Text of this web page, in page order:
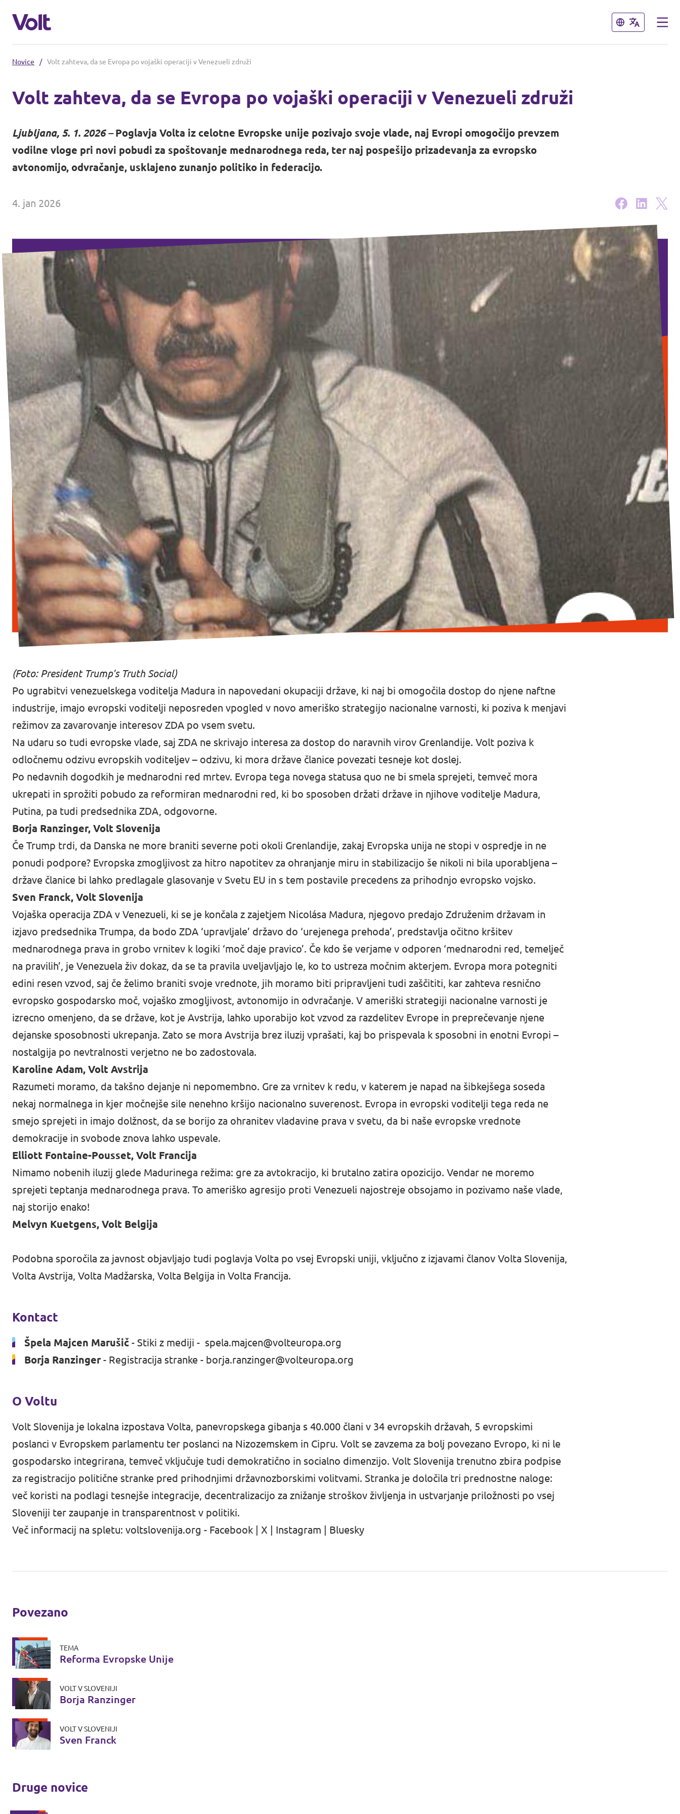
Zapri
Volt Slovenija je uradno ustanovljen kot politična stranka v Sloveniji!
Zapri
O Voltu
Podprite nas
Pridruži se stranki!
Kontakt
Novice / Volt zahteva, da se Evropa po vojaški operaciji v Venezueli združi
Volt zahteva, da se Evropa po vojaški operaciji v Venezueli združi
Ljubljana, 5. 1. 2026 –Poglavja Volta iz celotne Evropske unije pozivajo svoje vlade, naj Evropi omogočijo prevzem
vodilne vloge pri novi pobudi za spoštovanje mednarodnega reda, ter naj pospešijo prizadevanja za evropsko
avtonomijo, odvračanje, usklajeno zunanjo politiko in federacijo.
4. jan 2026
(Foto: President Trump's Truth Social)
Po ugrabitvi venezuelskega voditelja Madura in napovedani okupaciji države, ki naj bi omogočila dostop do njene naftne
industrije, imajo evropski voditelji neposreden vpogled v novo ameriško strategijo nacionalne varnosti, ki poziva k menjavi
režimov za zavarovanje interesov ZDA po vsem svetu.
Na udaru so tudi evropske vlade, saj ZDA ne skrivajo interesa za dostop do naravnih virov Grenlandije. Volt poziva k
odločnemu odzivu evropskih voditeljev – odzivu, ki mora države članice povezati tesneje kot doslej.
Po nedavnih dogodkih je mednarodni red mrtev. Evropa tega novega statusa quo ne bi smela sprejeti, temveč mora
ukrepati in sprožiti pobudo za reformiran mednarodni red, ki bo sposoben držati države in njihove voditelje Madura,
Putina, pa tudi predsednika ZDA, odgovorne.
Borja Ranzinger, Volt Slovenija
Če Trump trdi, da Danska ne more braniti severne poti okoli Grenlandije, zakaj Evropska unija ne stopi v ospredje in ne
ponudi podpore? Evropska zmogljivost za hitro napotitev za ohranjanje miru in stabilizacijo še nikoli ni bila uporabljena –
države članice bi lahko predlagale glasovanje v Svetu EU in s tem postavile precedens za prihodnjo evropsko vojsko.
Sven Franck, Volt Slovenija
Vojaška operacija ZDA v Venezueli, ki se je končala z zajetjem Nicolása Madura, njegovo predajo Združenim državam in
izjavo predsednika Trumpa, da bodo ZDA ‘upravljale’ državo do ‘urejenega prehoda’, predstavlja očitno kršitev
mednarodnega prava in grobo vrnitev k logiki ‘moč daje pravico’. Če kdo še verjame v odporen ‘mednarodni red, temelječ
na pravilih’, je Venezuela živ dokaz, da se ta pravila uveljavljajo le, ko to ustreza močnim akterjem. Evropa mora potegniti
edini resen vzvod, saj če želimo braniti svoje vrednote, jih moramo biti pripravljeni tudi zaščititi, kar zahteva resnično
evropsko gospodarsko moč, vojaško zmogljivost, avtonomijo in odvračanje. V ameriški strategiji nacionalne varnosti je
izrecno omenjeno, da se države, kot je Avstrija, lahko uporabijo kot vzvod za razdelitev Evrope in preprečevanje njene
dejanske sposobnosti ukrepanja. Zato se mora Avstrija brez iluzij vprašati, kaj bo prispevala k sposobni in enotni Evropi –
nostalgija po nevtralnosti verjetno ne bo zadostovala.
Karoline Adam, Volt Avstrija
Razumeti moramo, da takšno dejanje ni nepomembno. Gre za vrnitev k redu, v katerem je napad na šibkejšega soseda
nekaj normalnega in kjer močnejše sile nenehno kršijo nacionalno suverenost. Evropa in evropski voditelji tega reda ne
smejo sprejeti in imajo dolžnost, da se borijo za ohranitev vladavine prava v svetu, da bi naše evropske vrednote
demokracije in svobode znova lahko uspevale.
Elliott Fontaine-Pousset, Volt Francija
Nimamo nobenih iluzij glede Madurinega režima: gre za avtokracijo, ki brutalno zatira opozicijo. Vendar ne moremo
sprejeti teptanja mednarodnega prava. To ameriško agresijo proti Venezueli najostreje obsojamo in pozivamo naše vlade,
naj storijo enako!
Melvyn Kuetgens, Volt Belgija
Podobna sporočila za javnost objavljajo tudi poglavja Volta po vsej Evropski uniji, vključno z izjavami članov Volta Slovenija,
Volta Avstrija, Volta Madžarska, Volta Belgija in Volta Francija.
Kontact
Špela Majcen Marušič - Stiki z mediji - spela.majcen@volteuropa.org
Borja Ranzinger- Registracija stranke - borja.ranzinger@volteuropa.org
O Voltu
Volt Slovenija je lokalna izpostava Volta, panevropskega gibanja s 40.000 člani v 34 evropskih državah, 5 evropskimi
poslanci v Evropskem parlamentu ter poslanci na Nizozemskem in Cipru. Volt se zavzema za bolj povezano Evropo, ki ni le
gospodarsko integrirana, temveč vključuje tudi demokratično in socialno dimenzijo. Volt Slovenija trenutno zbira podpise
za registracijo politične stranke pred prihodnjimi državnozborskimi volitvami. Stranka je določila tri prednostne naloge:
več koristi na podlagi tesnejše integracije, decentralizacijo za znižanje stroškov življenja in ustvarjanje priložnosti po vsej
Sloveniji ter zaupanje in transparentnost v politiki.
Več informacij na spletu: voltslovenija.org - Facebook X Instagram Bluesky
Povezano
TEMA
Reforma Evropske Unije
VOLT V SLOVENIJI
Borja Ranzinger
VOLT V SLOVENIJI
Sven Franck
Druge novice